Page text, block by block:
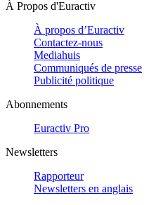
À Propos d'Euractiv
À propos d’Euractiv
Contactez-nous
Mediahuis
Communiqués de presse
Publicité politique
Abonnements
Euractiv Pro
Newsletters
Rapporteur
Newsletters en anglais